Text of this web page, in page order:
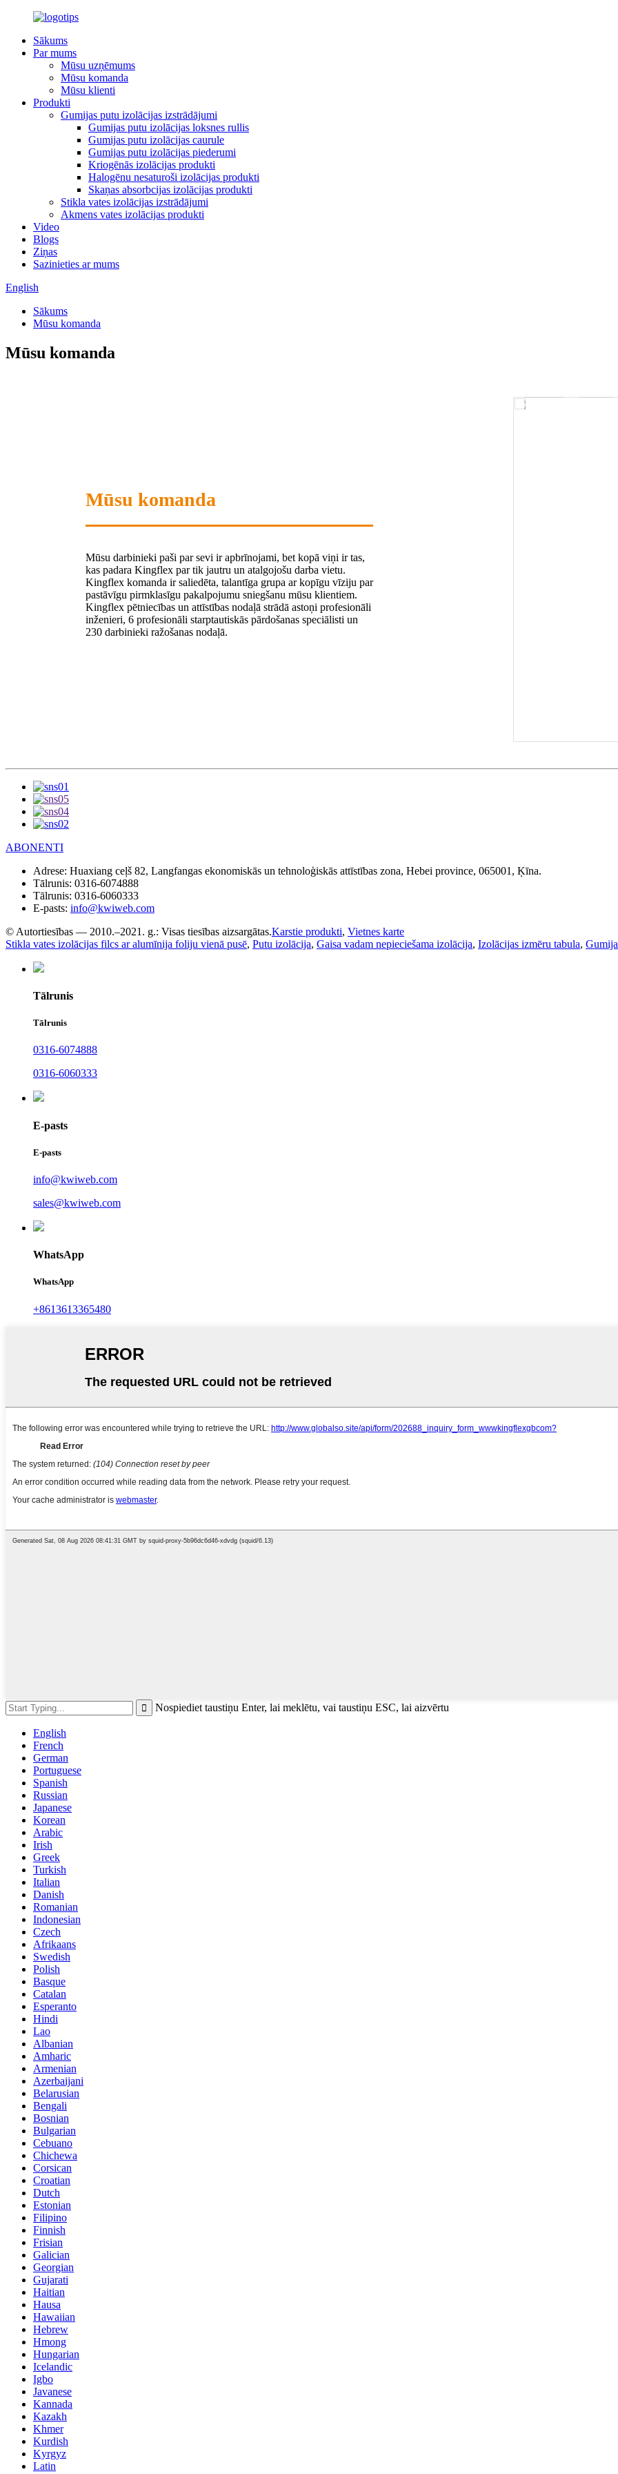
Sākums
Par mums
Mūsu uzņēmums
Mūsu komanda
Mūsu klienti
Produkti
Gumijas putu izolācijas izstrādājumi
Gumijas putu izolācijas loksnes rullis
Gumijas putu izolācijas caurule
Gumijas putu izolācijas piederumi
Kriogēnās izolācijas produkti
Halogēnu nesaturoši izolācijas produkti
Skaņas absorbcijas izolācijas produkti
Stikla vates izolācijas izstrādājumi
Akmens vates izolācijas produkti
Video
Blogs
Ziņas
Sazinieties ar mums
English
Sākums
Mūsu komanda
Mūsu komanda
Mūsu komanda
Mūsu darbinieki paši par sevi ir apbrīnojami, bet kopā viņi ir tas,
kas padara Kingflex par tik jautru un atalgojošu darba vietu.
Kingflex komanda ir saliedēta, talantīga grupa ar kopīgu vīziju par
pastāvīgu pirmklasīgu pakalpojumu sniegšanu mūsu klientiem.
Kingflex pētniecības un attīstības nodaļā strādā astoņi profesionāli
inženieri, 6 profesionāli starptautiskās pārdošanas speciālisti un
230 darbinieki ražošanas nodaļā.
ABONENTI
Adrese: Huaxiang ceļš 82, Langfangas ekonomiskās un tehnoloģiskās attīstības zona, Hebei province, 065001, Ķīna.
Tālrunis: 0316-6074888
Tālrunis: 0316-6060333
E-pasts: info@kwiweb.com
© Autortiesības — 2010.–2021. g.: Visas tiesības aizsargātas.Karstie produkti, Vietnes karte
Stikla vates izolācijas filcs ar alumīnija foliju vienā pusē, Putu izolācija, Gaisa vadam nepieciešama izolācija, Izolācijas izmēru tabula,
Tālrunis
Tālrunis
0316-6074888
0316-6060333
E-pasts
E-pasts
info@kwiweb.com
sales@kwiweb.com
WhatsApp
WhatsApp
+8613613365480
Nospiediet taustiņu Enter, lai meklētu, vai taustiņu ESC, lai aizvērtu
English
French
German
Portuguese
Spanish
Russian
Japanese
Korean
Arabic
Irish
Greek
Turkish
Italian
Danish
Romanian
Indonesian
Czech
Afrikaans
Swedish
Polish
Basque
Catalan
Esperanto
Hindi
Lao
Albanian
Amharic
Armenian
Azerbaijani
Belarusian
Bengali
Bosnian
Bulgarian
Cebuano
Chichewa
Corsican
Croatian
Dutch
Estonian
Filipino
Finnish
Frisian
Galician
Georgian
Gujarati
Haitian
Hausa
Hawaiian
Hebrew
Hmong
Hungarian
Icelandic
Igbo
Javanese
Kannada
Kazakh
Khmer
Kurdish
Kyrgyz
Latin